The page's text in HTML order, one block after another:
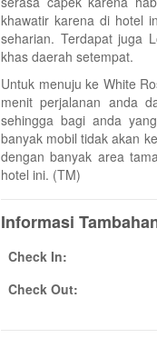
khawatir karena di hotel
seharian. Terdapat juga
khas daerah setempat.
Untuk menuju ke White
menit perjalanan anda
sehingga bagi anda
banyak mobil tidak akan
dengan banyak area
hotel ini. (TM)
Informasi
Check In:
Check Out: